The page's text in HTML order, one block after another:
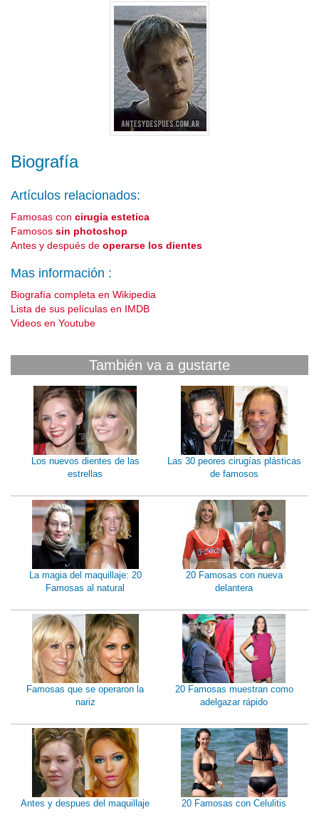
Biografía
Artículos relacionados:
Famosas con cirugia estetica
Famosos sin photoshop
Antes y después de operarse los dientes
Mas información :
Biografía completa en Wikipedia
Lista de sus películas en IMDB
Videos en Youtube
También va a gustarte
Los nuevos dientes de las
estrellas
Las 30 peores cirugías plásticas
de famosos
La magia del maquillaje: 20
Famosas al natural
20 Famosas con nueva
delantera
Famosas que se operaron la
nariz
20 Famosas muestran como
adelgazar rápido
Antes y despues del maquillaje 20 Famosas con Celulitis